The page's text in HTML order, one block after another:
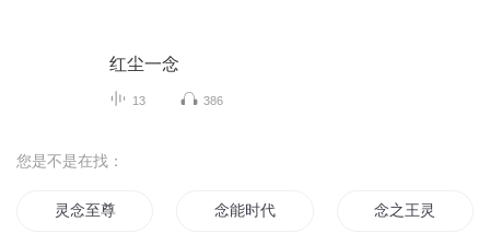
红尘一念
13 386
您是不是在找：
灵念至尊 念能时代 念之王灵